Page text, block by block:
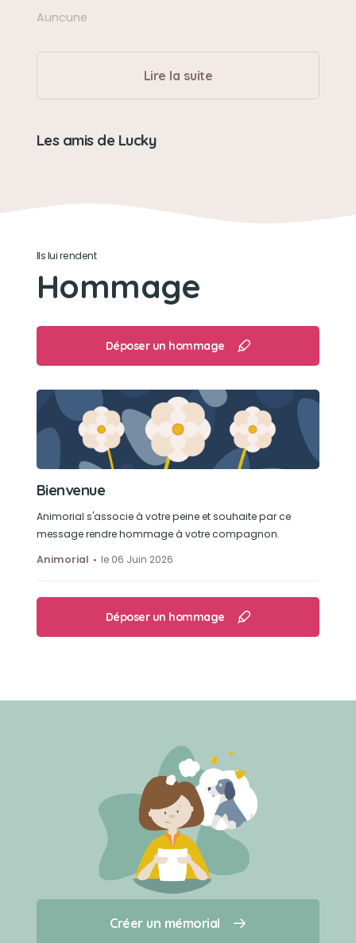
Créer un mémorial
Qui sommes-nous ?
Auncune
Son caractère
Très spide avec un tempérament de feu ,une
Son jouet préféré
Aimait les caresses très affectif
Lire la suite
Les amis de Lucky
Ils lui rendent
Hommage
Déposer un hommage
Bienvenue
Animorial s'associe à votre peine et souhaite par ce
message rendre hommage à votre compagnon.
Animorial
le 06 Juin 2026
Déposer un hommage
Créer un mémorial